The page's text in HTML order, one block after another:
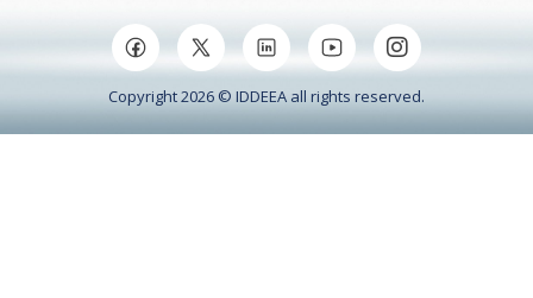
Copyright 2026 © IDDEEA all rights reserved.